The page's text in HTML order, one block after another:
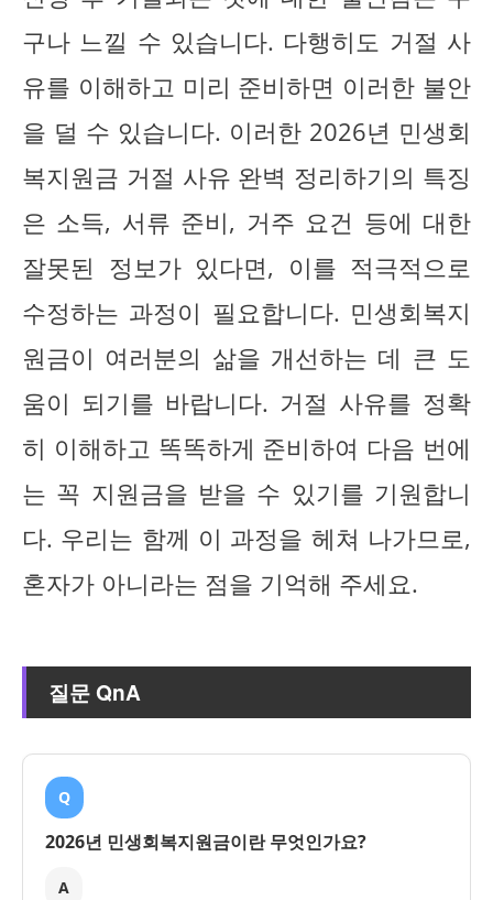
구나 느낄 수 있습니다. 다행히도 거절 사
유를 이해하고 미리 준비하면 이러한 불안
을 덜 수 있습니다. 이러한 2026년 민생회
복지원금 거절 사유 완벽 정리하기의 특징
은 소득, 서류 준비, 거주 요건 등에 대한
잘못된 정보가 있다면, 이를 적극적으로
수정하는 과정이 필요합니다. 민생회복지
원금이 여러분의 삶을 개선하는 데 큰 도
움이 되기를 바랍니다. 거절 사유를 정확
히 이해하고 똑똑하게 준비하여 다음 번에
는 꼭 지원금을 받을 수 있기를 기원합니
다. 우리는 함께 이 과정을 헤쳐 나가므로,
혼자가 아니라는 점을 기억해 주세요.
질문 QnA
Q
2026년 민생회복지원금이란 무엇인가요?
A